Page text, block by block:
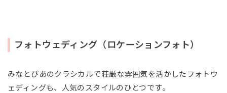
フォトウェディング（ロケーションフォト）
みなとぴあのクラシカルで荘厳な雰囲気を活かしたフォトウ
ェディングも、人気のスタイルのひとつです。